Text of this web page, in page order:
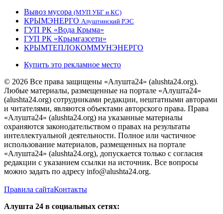
Вывоз мусора (МУП УБГ и КС)
КРЫМЭНЕРГО Алуштинский РЭС
ГУП РК «Вода Крыма»
ГУП РК «Крымгазсети»
КРЫМТЕПЛОКОММУНЭНЕРГО
Купить это рекламное место
© 2026 Все права защищены «Алушта24» (alushta24.org).
Любые материалы, размещенные на портале «Алушта24»
(alushta24.org) сотрудниками редакции, нештатными авторами
и читателями, являются объектами авторского права. Права
«Алушта24» (alushta24.org) на указанные материалы
охраняются законодательством о правах на результаты
интеллектуальной деятельности. Полное или частичное
использование материалов, размещенных на портале
«Алушта24» (alushta24.org), допускается только с согласия
редакции с указанием ссылки на источник. Все вопросы
можно задать по адресу info@alushta24.org.
Правила сайтаКонтакты
Алушта 24 в социальных сетях: